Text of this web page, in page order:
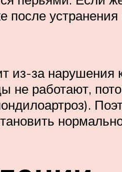
из-за нарушения
работают,